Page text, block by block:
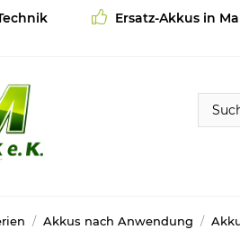
Ersatz-Akkus in
Akkus nach Anwendung